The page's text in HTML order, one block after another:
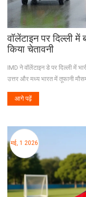
वॉलेंटाइन पर दिल्ली
किया चेतावनी
IMD ने वॉलेंटाइन डे पर दिल्ली में
उत्तर और मध्य भारत में तूफानी
आगे पढ़ें
मई, 1 2026